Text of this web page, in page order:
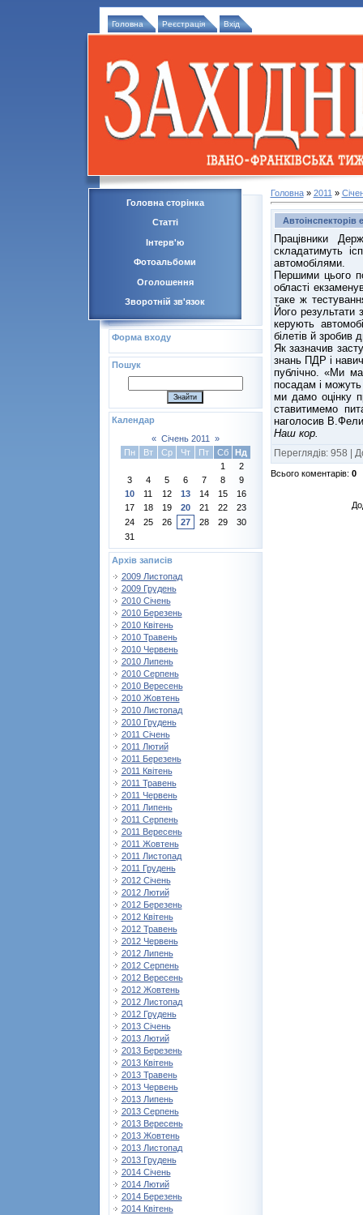
Головна Реєстрація Вхід
Головна сторінка
Статті
Інтерв'ю
Фотоальбоми
Оголошення
Зворотній зв'язок
Форма входу
Пошук
Календар
« Січень 2011
»
Пн
Вт Ср Чт Пт Сб
Нд
1
2
3
4 5 6 7 8
9
10
11 12 13 14 15
16
17
18 19 20 21 22
23
24
25 26 27 28 29
30
31
Архів записів
2009 Листопад
2009 Грудень
2010 Січень
2010 Березень
2010 Квітень
2010 Травень
2010 Червень
2010 Липень
2010 Серпень
2010 Вересень
2010 Жовтень
2010 Листопад
2010 Грудень
2011 Січень
2011 Лютий
2011 Березень
2011 Квітень
2011 Травень
2011 Червень
2011 Липень
2011 Серпень
2011 Вересень
2011 Жовтень
2011 Листопад
2011 Грудень
2012 Січень
2012 Лютий
2012 Березень
2012 Квітень
2012 Травень
2012 Червень
2012 Липень
2012 Серпень
2012 Вересень
2012 Жовтень
2012 Листопад
2012 Грудень
2013 Січень
2013 Лютий
2013 Березень
2013 Квітень
2013 Травень
2013 Червень
2013 Липень
2013 Серпень
2013 Вересень
2013 Жовтень
2013 Листопад
2013 Грудень
2014 Січень
2014 Лютий
2014 Березень
2014 Квітень
Головна» 2011 »
Автоінспекторів
Працівники
складатимуть
автомобілями.
Першими цього
області
таке ж
Його результати
керують
білетів й зробив
Як зазначив
знань ПДР і
публічно. «Ми
посадам і можуть
ми дамо оцінку
ставитимемо
наголосив
Наш кор.
Переглядів: 958 |
Всього коментарів: 0